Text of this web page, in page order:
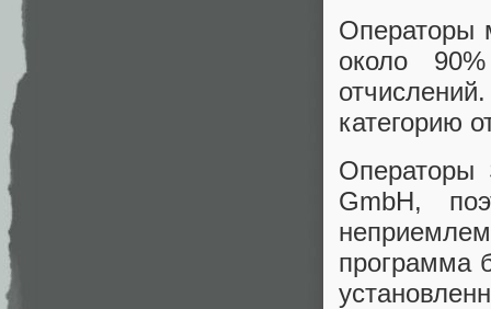
Операторы
около
категорию
Операторы
GmbH,
программа